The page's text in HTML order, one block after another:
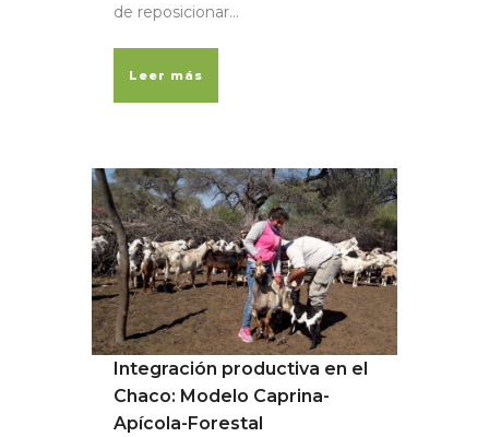
de reposicionar...
Leer más
Integración productiva en el
Chaco: Modelo Caprina-
Apícola-Forestal